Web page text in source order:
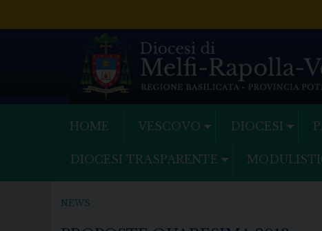
HOME VESCOVO DIOCESI
DIOCESI TRASPARENTE
NEWS